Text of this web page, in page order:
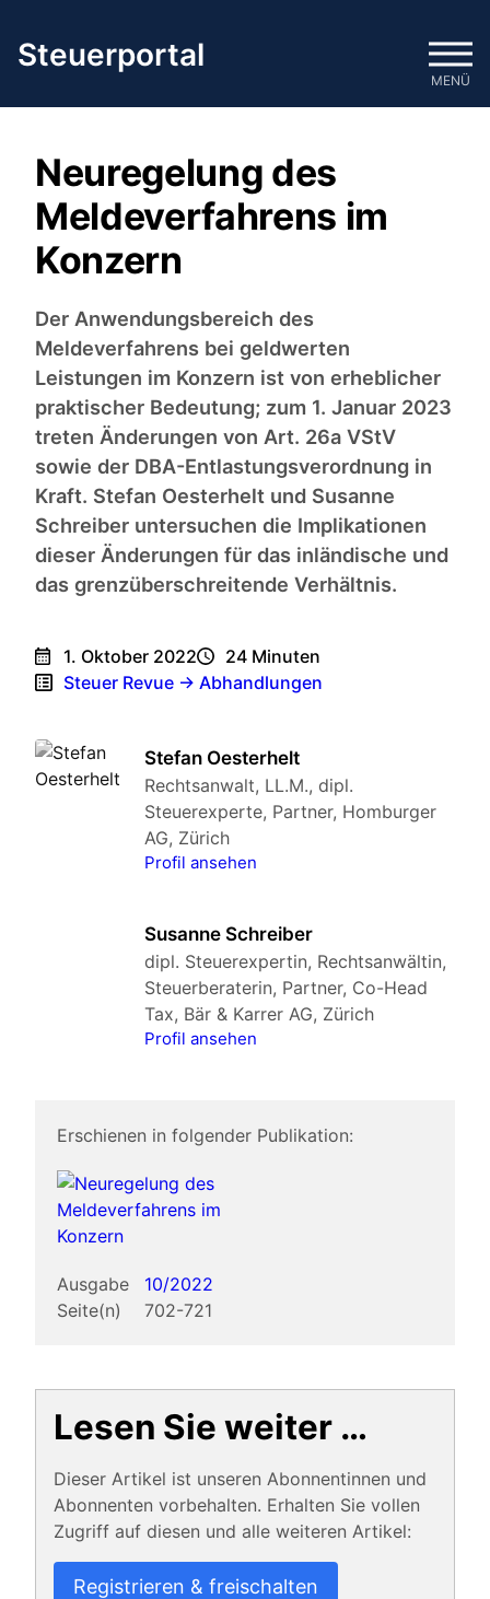
Inhalt
springen
Steuerportal
MENÜ
Neuregelung des
Meldeverfahrens im
Konzern
Der Anwendungsbereich des
Meldeverfahrens bei geldwerten
Leistungen im Konzern ist von erheblicher
praktischer Bedeutung; zum 1. Januar 2023
treten Änderungen von Art. 26a VStV
sowie der DBA-Entlastungsverordnung in
Kraft. Stefan Oesterhelt und Susanne
Schreiber untersuchen die Implikationen
dieser Änderungen für das inländische und
das grenzüberschreitende Verhältnis.
Steuer Revue → Abhandlungen
1. Oktober 2022 24 Minuten
Stefan Oesterhelt
Rechtsanwalt, LL.M., dipl.
Steuerexperte, Partner, Homburger
AG, Zürich
Profil ansehen
Susanne Schreiber
dipl. Steuerexpertin, Rechtsanwältin,
Steuerberaterin, Partner, Co-Head
Tax, Bär & Karrer AG, Zürich
Profil ansehen
Erschienen in folgender Publikation:
Ausgabe
10/2022
Seite(n)
702-721
Lesen Sie weiter …
Dieser Artikel ist unseren Abonnentinnen und
Abonnenten vorbehalten. Erhalten Sie vollen
Zugriff auf diesen und alle weiteren Artikel:
Registrieren & freischalten